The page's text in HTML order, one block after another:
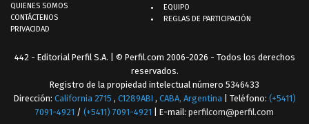
QUIENES SOMOS
CONTÁCTENOS
PRIVACIDAD
EQUIPO
REGLAS DE PARTICIPACIÓN
442 - Editorial Perfil S.A. | © Perfil.com 2006-2026 - Todos los derechos
reservados.
Registro de la propiedad intelectual número 5346433
Dirección: California 2715 , C1289ABI , CABA, Argentina | Teléfono: (+5411)
7091-4921 / (+5411) 7091-4921 | E-mail: perfilcom@perfil.com